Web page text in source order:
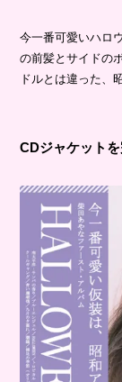
今一番可愛いハロ
の前髪とサイドの
ドルとは違った、
CDジャケット